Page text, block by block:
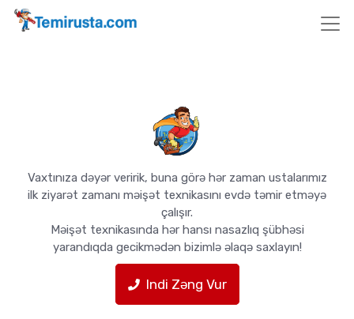
Vaxtınıza dəyər veririk, buna görə hər zaman ustalarımız
ilk ziyarət zamanı məişət texnikasını evdə təmir etməyə
çalışır.
Məişət texnikasında hər hansı nasazlıq şübhəsi
yarandıqda gecikmədən bizimlə əlaqə saxlayın!
Indi Zəng Vur